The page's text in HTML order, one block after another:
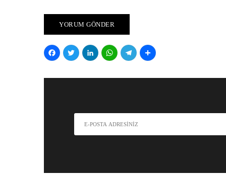
Facebook
Twitter
LinkedIn
WhatsApp
Telegram